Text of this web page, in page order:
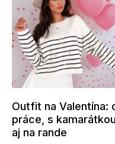
Outfit na Valentína:
práce, s kamarátkou
aj na rande